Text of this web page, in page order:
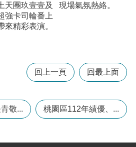
天團玖壹壹及
強卡司輪番上
來精彩表演。
現場氣氛熱絡。
回上一頁 回最上面
敬... 桃園區112年績優、...